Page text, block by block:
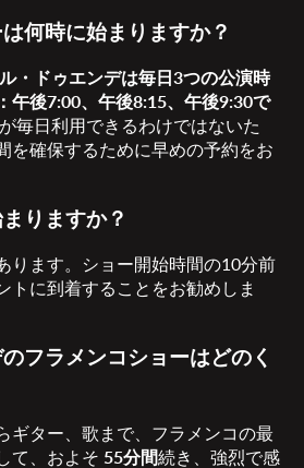
何時に始まりますか？
・ドゥエンデは毎日3つの公演時
午後7:00、午後8:15、午後9:30で
毎日利用できるわけではないた
を確保するために早めの予約をお
りますか？
ります。ショー開始時間の10分前
トに到着することをお勧めしま
フラメンコショーはどのく
ギター、歌まで、フラメンコの最
て、およそ 55分間続き、強烈で感